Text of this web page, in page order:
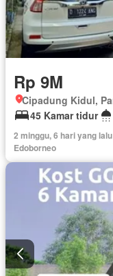
Rp 9M
Cipadung Kidul,
45 Kamar tidur
2 minggu, 6 hari yang
Edoborneo